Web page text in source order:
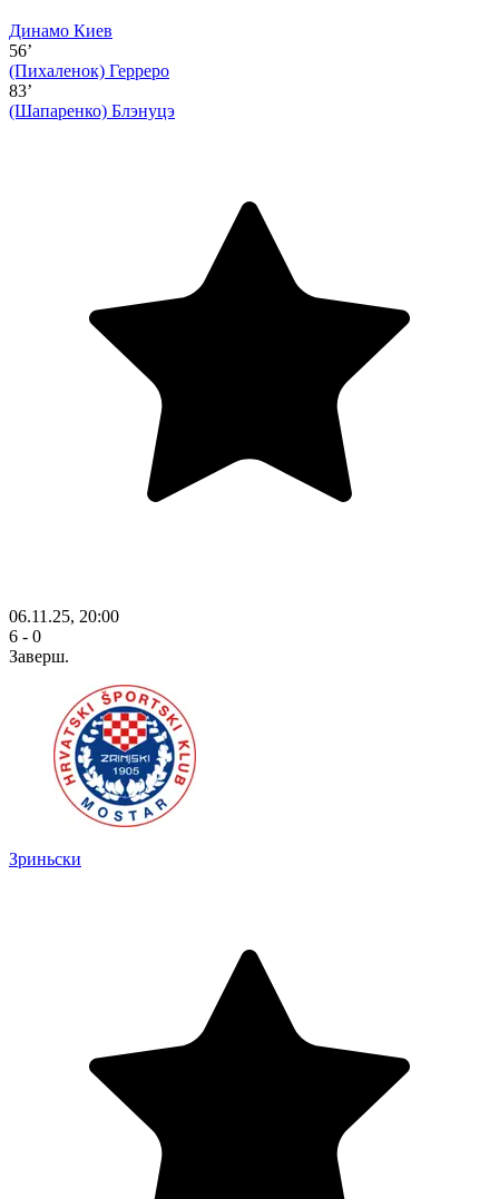
Динамо Киев
56’
(Пихаленок) Герреро
83’
(Шапаренко) Блэнуцэ
06.11.25, 20:00
6 - 0
Заверш.
Зриньски